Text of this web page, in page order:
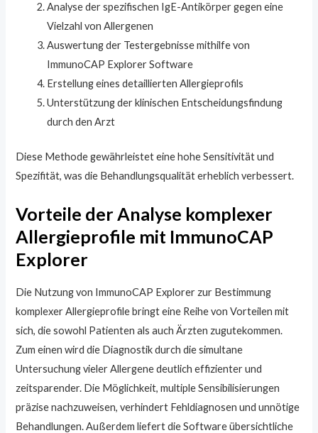
Analyse der spezifischen IgE-Antikörper gegen eine
Vielzahl von Allergenen
Auswertung der Testergebnisse mithilfe von
ImmunoCAP Explorer Software
Erstellung eines detaillierten Allergieprofils
Unterstützung der klinischen Entscheidungsfindung
durch den Arzt
Diese Methode gewährleistet eine hohe Sensitivität und
Spezifität, was die Behandlungsqualität erheblich verbessert.
Vorteile der Analyse komplexer
Allergieprofile mit ImmunoCAP
Explorer
Die Nutzung von ImmunoCAP Explorer zur Bestimmung
komplexer Allergieprofile bringt eine Reihe von Vorteilen mit
sich, die sowohl Patienten als auch Ärzten zugutekommen.
Zum einen wird die Diagnostik durch die simultane
Untersuchung vieler Allergene deutlich effizienter und
zeitsparender. Die Möglichkeit, multiple Sensibilisierungen
präzise nachzuweisen, verhindert Fehldiagnosen und unnötige
Behandlungen. Außerdem liefert die Software übersichtliche